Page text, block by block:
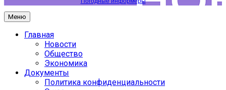
Меню
Главная
Новости
Общество
Экономика
Документы
Политика конфиденциальности